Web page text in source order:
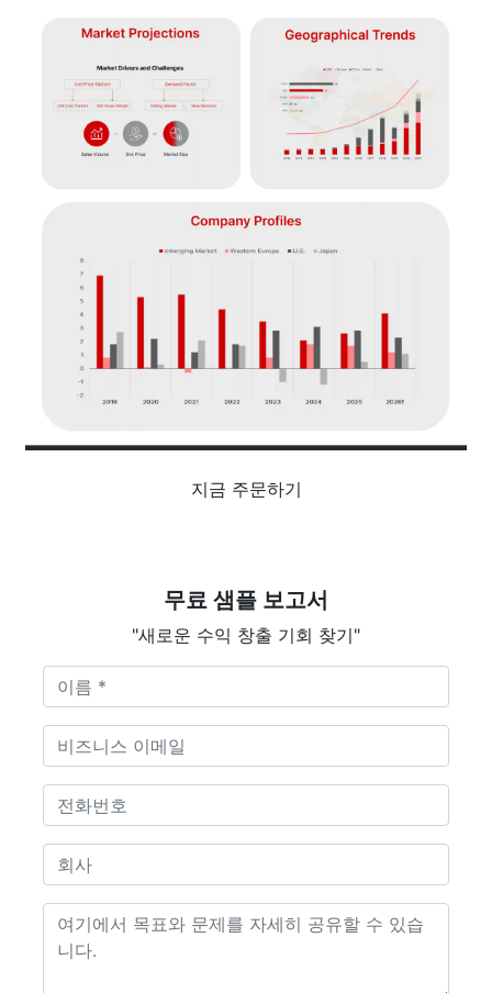
지금 주문하기
무료 샘플 보고서
"새로운 수익 창출 기회 찾기"